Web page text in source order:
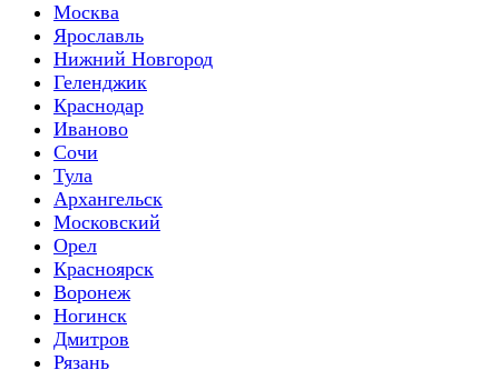
Москва
Ярославль
Нижний Новгород
Геленджик
Краснодар
Иваново
Сочи
Тула
Архангельск
Московский
Орел
Красноярск
Воронеж
Ногинск
Дмитров
Рязань